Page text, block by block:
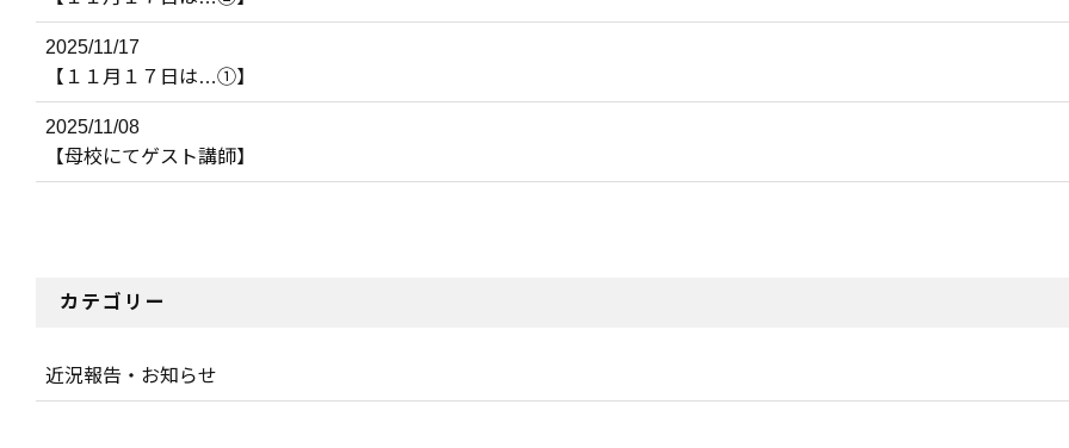
2025/11/17
【１１月１７日は…①】
2025/11/08
【母校にてゲスト講師】
カテゴリー
近況報告・お知らせ